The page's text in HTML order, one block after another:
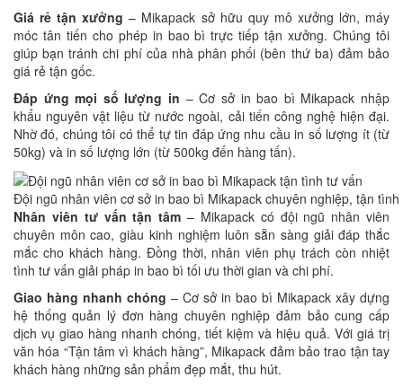
Giá rẻ tận xưởng – Mikapack sở hữu quy mô xưởng lớn, máy
móc tân tiến cho phép in bao bì trực tiếp tận xưởng. Chúng tôi
giúp bạn tránh chi phí của nhà phân phối (bên thứ ba) đảm bảo
giá rẻ tận gốc.
Đáp ứng mọi số lượng in – Cơ sở in bao bì Mikapack nhập
khẩu nguyên vật liệu từ nước ngoài, cải tiến công nghệ hiện đại.
Nhờ đó, chúng tôi có thể tự tin đáp ứng nhu cầu in số lượng ít (từ
50kg) và in số lượng lớn (từ 500kg đến hàng tấn).
Đội ngũ nhân viên cơ sở in bao bì Mikapack chuyên nghiệp, tận
Nhân viên tư vấn tận tâm – Mikapack có đội ngũ nhân viên
chuyên môn cao, giàu kinh nghiệm luôn sẵn sàng giải đáp thắc
mắc cho khách hàng. Đồng thời, nhân viên phụ trách còn nhiệt
tình tư vấn giải pháp in bao bì tối ưu thời gian và chi phí.
Giao hàng nhanh chóng – Cơ sở in bao bì Mikapack xây dựng
hệ thống quản lý đơn hàng chuyên nghiệp đảm bảo cung cấp
dịch vụ giao hàng nhanh chóng, tiết kiệm và hiệu quả. Với giá trị
văn hóa “Tận tâm vì khách hàng”, Mikapack đảm bảo trao tận tay
khách hàng những sản phẩm đẹp mắt, thu hút.